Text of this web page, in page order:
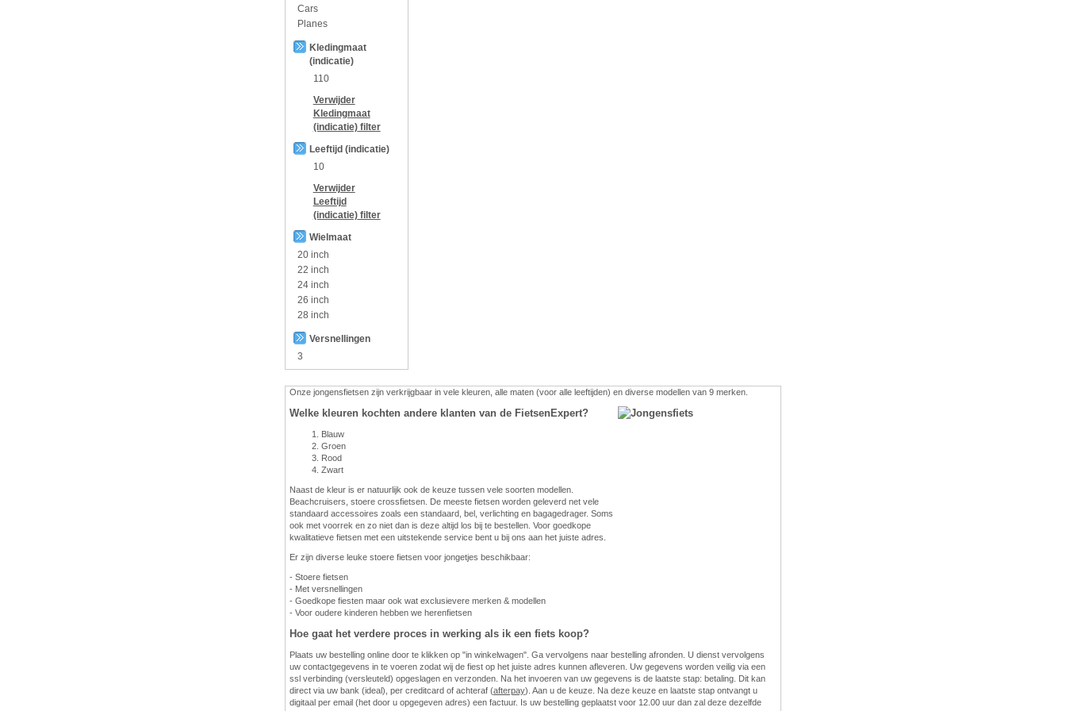
Cars
Planes
Kledingmaat
(indicatie)
110
Verwijder
Kledingmaat
(indicatie)filter
Leeftijd (indicatie)
10
Verwijder
Leeftijd
(indicatie)filter
Wielmaat
20 inch
22 inch
24 inch
26 inch
28 inch
Versnellingen
3
Onze jongensfietsen zijn verkrijgbaar in vele kleuren, alle maten (voor alle leeftijden) en diverse modellen van 9 merken.
Welke kleuren kochten andere klanten van de FietsenExpert?
Blauw
Groen
Rood
Zwart
Naast de kleur is er natuurlijk ook de keuze tussen vele soorten modellen.
Beachcruisers, stoere crossfietsen. De meeste fietsen worden geleverd net vele
standaard accessoires zoals een standaard, bel, verlichting en bagagedrager. Soms
ook met voorrek en zo niet dan is deze altijd los bij te bestellen. Voor goedkope
kwalitatieve fietsen met een uitstekende service bent u bij ons aan het juiste adres.
Er zijn diverse leuke stoere fietsen voor jongetjes beschikbaar:
- Stoere fietsen
- Met versnellingen
- Goedkope fiesten maar ook wat exclusievere merken & modellen
- Voor oudere kinderen hebben we herenfietsen
Hoe gaat het verdere proces in werking als ik een fiets koop?
Plaats uw bestelling online door te klikken op "in winkelwagen". Ga vervolgens naar bestelling afronden. U dienst vervolgens
uw contactgegevens in te voeren zodat wij de fiest op het juiste adres kunnen afleveren. Uw gegevens worden veilig via een
ssl verbinding (versleuteld) opgeslagen en verzonden. Na het invoeren van uw gegevens is de laatste stap: betaling. Dit kan
direct via uw bank (ideal), per creditcard of achteraf (afterpay). Aan u de keuze. Na deze keuze en laatste stap ontvangt u
digitaal per email (het door u opgegeven adres) een factuur. Is uw bestelling geplaatst voor 12.00 uur dan zal deze dezelfde